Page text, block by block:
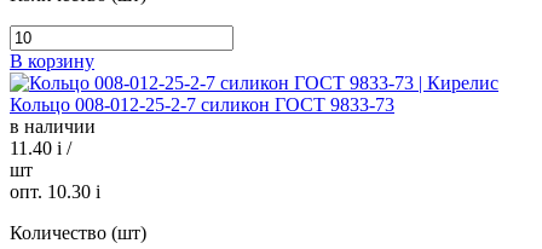
В корзину
Кольцо 008-012-25-2-7 силикон ГОСТ 9833-73
в наличии
11.40 i /
шт
опт. 10.30 i
Количество (шт)